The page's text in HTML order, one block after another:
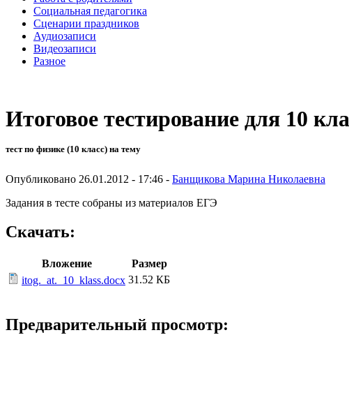
Социальная педагогика
Сценарии праздников
Аудиозаписи
Видеозаписи
Разное
Итоговое тестирование для 10
тест по физике (10 класс) на тему
Опубликовано 26.01.2012 - 17:46 - Банщикова Марина Николаевна
Задания в тесте собраны из материалов ЕГЭ
Скачать:
Вложение
Размер
itog._at._10_klass.docx 31.52 КБ
Предварительный просмотр: